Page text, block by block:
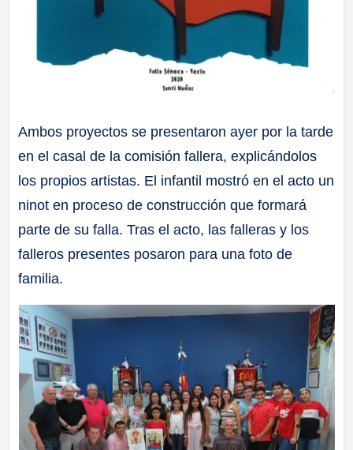
Ambos proyectos se presentaron ayer por la tarde
en el casal de la comisión fallera, explicándolos
los propios artistas. El infantil mostró en el acto un
ninot en proceso de construcción que formará
parte de su falla. Tras el acto, las falleras y los
falleros presentes posaron para una foto de
familia.